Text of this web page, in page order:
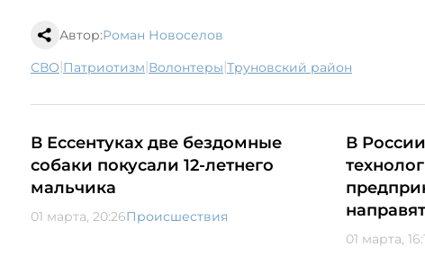
Автор:Роман Новоселов
СВО| патриотизм| волонтеры| Труновский район
В Ессентуках две бездомные
собаки покусали 12-летнего
мальчика
01 марта, 20:26Происшествия
В
01 марта,